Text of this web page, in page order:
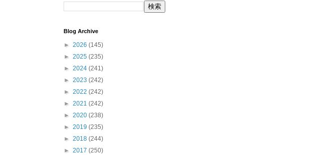
Blog Archive
► 2026 (145)
► 2025 (235)
► 2024 (241)
► 2023 (242)
► 2022 (242)
► 2021 (242)
► 2020 (238)
► 2019 (235)
► 2018 (244)
► 2017 (250)